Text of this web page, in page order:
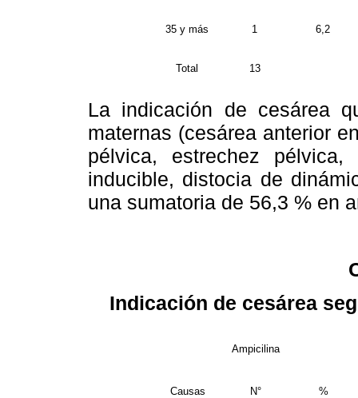
35 y más 1 6,2
Total 13
La indicación de cesárea
maternas (cesárea anterior
pélvica, estrechez
inducible, distocia de
una sumatoria de 56,3 % en
Indicación de cesárea
Ampicilina
Causas N° %